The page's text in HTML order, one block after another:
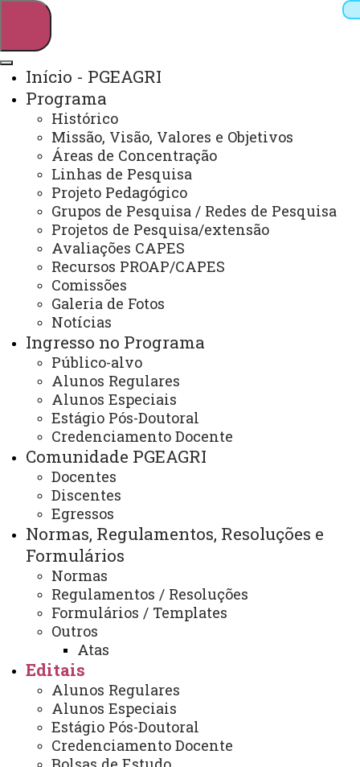
Webmail Sistemas
Arquivo Virtual
Campus
Início - PGEAGRI
Programa
Histórico
Missão, Visão, Valores e Objetivos
Áreas de Concentração
Linhas de Pesquisa
Projeto Pedagógico
Grupos de Pesquisa / Redes de Pesquisa
Projetos de Pesquisa/extensão
Avaliações CAPES
Recursos PROAP/CAPES
Comissões
Galeria de Fotos
Notícias
Ingresso no Programa
Público-alvo
Alunos Regulares
Alunos Especiais
Estágio Pós-Doutoral
Credenciamento Docente
Comunidade PGEAGRI
Docentes
Discentes
Egressos
Normas, Regulamentos, Resoluções e
Formulários
Normas
Regulamentos / Resoluções
Formulários / Templates
Outros
Atas
Editais
Alunos Regulares
Alunos Especiais
Estágio Pós-Doutoral
Credenciamento Docente
Mestrado e Doutorado em Engenharia Agrícola
Edital 037/2025-PGEAGRI
Abertura de inscrições PDSE
2026/1
Edital 037/2025-PGEAGRI Abertura de inscrições PDSE
2026/1
ATUALIZAÇÃO MAIS RECENTE: 25 DE AGOSTO DE
2025
ACESSOS: 309
Contato:
(45) 3220-3175 (WhatsApp)
Horário de Atendimento:
Segunda à sexta